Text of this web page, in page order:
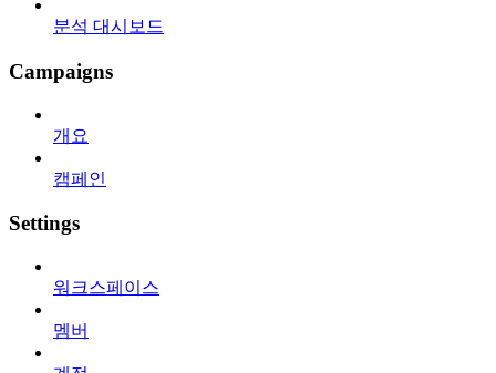
분석 대시보드
Campaigns
개요
캠페인
Settings
워크스페이스
멤버